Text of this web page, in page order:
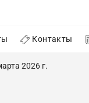
Контакты
2026 г.